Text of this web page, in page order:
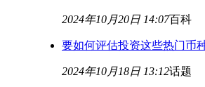
2024年10月20日 14:07百科
要如何评估投资这些热门币
2024年10月18日 13:12话题